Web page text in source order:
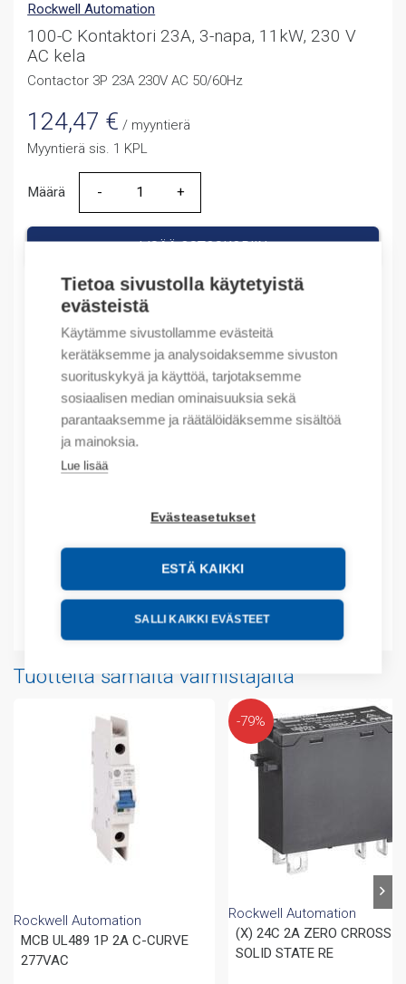
Tietoa sivustolla käytetyistä
evästeistä
Käytämme sivustollamme evästeitä
kerätäksemme ja analysoidaksemme sivuston
suorituskykyä ja käyttöä, tarjotaksemme
sosiaalisen median ominaisuuksia sekä
parantaaksemme ja räätälöidäksemme sisältöä
ja mainoksia.
Lue lisää
Evästeasetukset
ESTÄ KAIKKI
SALLI KAIKKI EVÄSTEET
Rockwell Automation
100-C Kontaktori 23A, 3-napa, 11kW, 230 V
AC kela
Contactor 3P 23A 230V AC 50/60Hz
124,47 € / myyntierä
Myyntierä sis. 1 KPL
Määrä
Määrä
LISÄÄ OSTOSKORIIN
Tuotekoodit
Tilauskoodi: 100C23KF01
Product order number: 100C23KF01
Valmistajan tuotenumero: 100-C23KF01
Tuotteen tullikoodi: 85364900
Tuotteita samalta valmistajalta
Rockwell Automation
MCB UL489 1P 2A C-CURVE
277VAC
-79%
Rockwell Automation
(X) 24C 2A ZERO
SOLID STATE RE